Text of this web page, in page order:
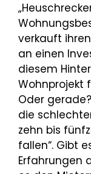
verkauft
an einen
diesem
Wohnprojekt
Oder
die
zehn bis
fallen“. Gibt
Erfahrungen